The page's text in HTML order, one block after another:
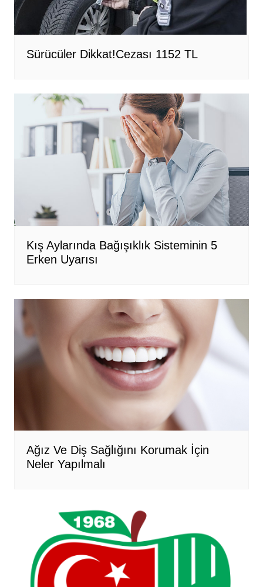
Sürücüler Dikkat!Cezası 1152 TL
Kış Aylarında Bağışıklık Sisteminin 5
Erken Uyarısı
Ağız Ve Diş Sağlığını Korumak İçin
Neler Yapılmalı